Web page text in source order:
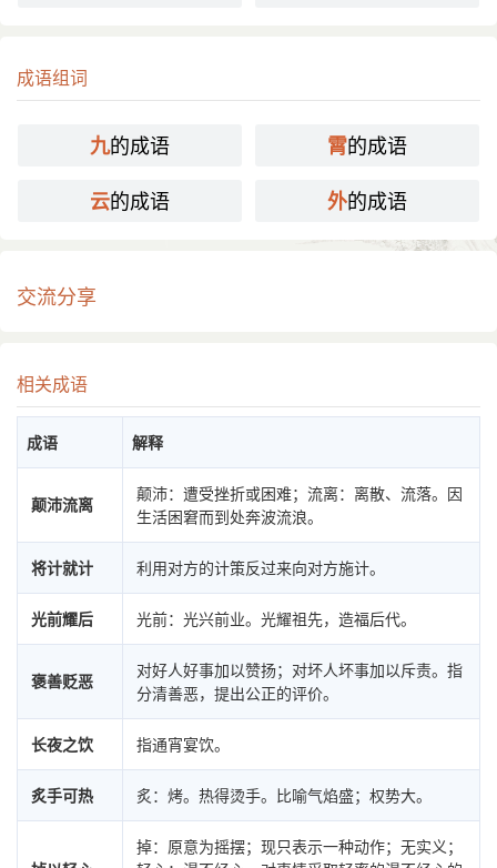
成语组词
九的成语 霄的成语
云的成语 外的成语
交流分享
相关成语
成语 解释
颠沛流离
颠沛：遭受挫折或困难；流离：离散、流落。因
生活困窘而到处奔波流浪。
将计就计 利用对方的计策反过来向对方施计。
光前耀后 光前：光兴前业。光耀祖先，造福后代。
褒善贬恶
对好人好事加以赞扬；对坏人坏事加以斥责。指
分清善恶，提出公正的评价。
长夜之饮 指通宵宴饮。
炙手可热 炙：烤。热得烫手。比喻气焰盛；权势大。
掉：原意为摇摆；现只表示一种动作；无实义；